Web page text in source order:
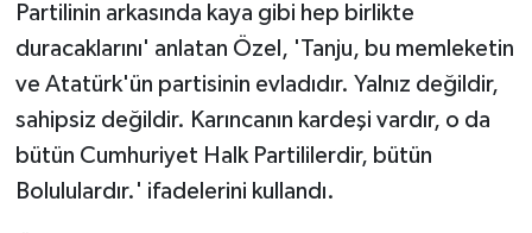
Partilinin arkasında kaya gibi hep birlikte
duracaklarını' anlatan Özel, 'Tanju, bu memleketin
ve Atatürk'ün partisinin evladıdır. Yalnız değildir,
sahipsiz değildir. Karıncanın kardeşi vardır, o da
bütün Cumhuriyet Halk Partililerdir, bütün
Bolululardır.' ifadelerini kullandı.